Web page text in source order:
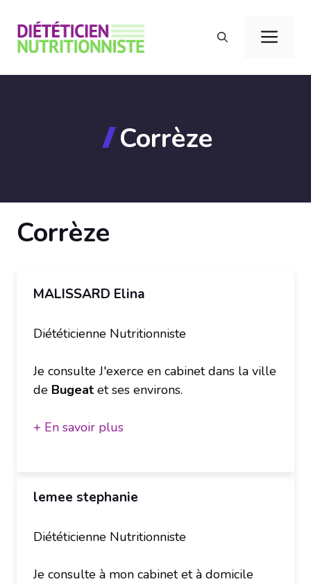
contenu
Corrèze
Corrèze
MALISSARD Elina
Diététicienne Nutritionniste
Je consulte J'exerce en cabinet dans la ville
de Bugeat et ses environs.
+ En savoir plus
lemee stephanie
Diététicienne Nutritionniste
Je consulte à mon cabinet et à domicile